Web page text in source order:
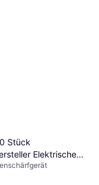
Stück
Elektrische